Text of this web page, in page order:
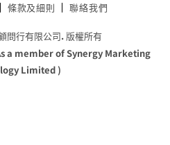
條款及細則 聯絡我們
問行有限公司. 版權所有
a member of Synergy Marketing
Limited )